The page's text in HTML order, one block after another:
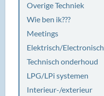
Overige Techniek
Wie ben ik???
Meetings
Elektrisch/Electronisch
Technisch onderhoud
LPG/LPi systemen
Interieur-/exterieur